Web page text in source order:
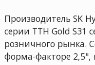
Производитель SK
серии ТТН Gold S31
розничного рынка.
форма-факторе 2,5",